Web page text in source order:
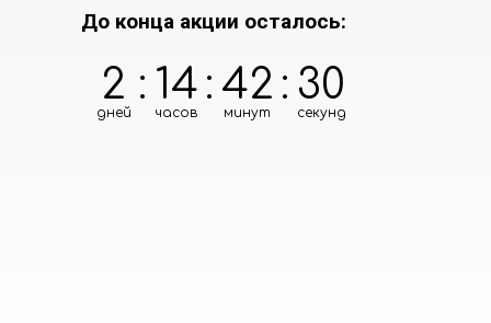
2
дней
: 14
часов
: 42
минут
: 29
секунд
До конца акции осталось: